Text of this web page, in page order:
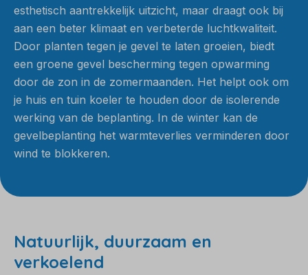
esthetisch aantrekkelijk uitzicht, maar draagt ook bij
aan een beter klimaat en verbeterde luchtkwaliteit.
Door planten tegen je gevel te laten groeien, biedt
een groene gevel bescherming tegen opwarming
door de zon in de zomermaanden. Het helpt ook om
je huis en tuin koeler te houden door de isolerende
werking van de beplanting. In de winter kan de
gevelbeplanting het warmteverlies verminderen door
wind te blokkeren.
Natuurlijk, duurzaam en
verkoelend